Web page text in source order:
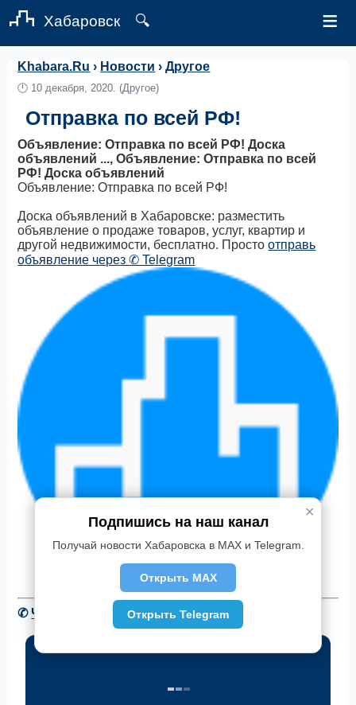
Хабаровск 🔍 ≡
Khabara.Ru › Новости ›Другое
🕛 10 декабря, 2020. (Другое)
Отправка по всей РФ!
Объявление: Отправка по всей РФ! Доска
объявлений ..., Объявление: Отправка по всей
РФ! Доска объявлений
Объявление: Отправка по всей РФ!
Доска объявлений в Хабаровске: разместить
объявление о продаже товаров, услуг, квартир и
другой недвижимости, бесплатно. Простоотправь
объявление через ✆ Telegram
✆Читать новости Хабаровска в Telegram
✕
Подпишись на наш канал
Получай новости Хабаровска в MAX и Telegram.
Открыть MAX
Открыть Telegram